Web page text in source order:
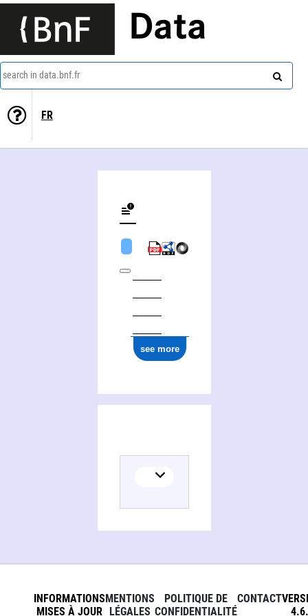
Data
search in data.bnf.fr
FR
see more
INFORMATIONS
MISES À JOUR
MENTIONS
LÉGALES
POLITIQUE DE
CONFIDENTIALITÉ
CONTACT